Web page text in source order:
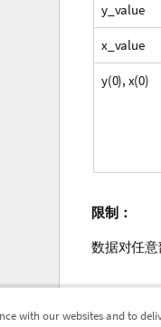
y_value
x_value
y(0), x(0)
限制：
数据对任意
了解
with our websites and to